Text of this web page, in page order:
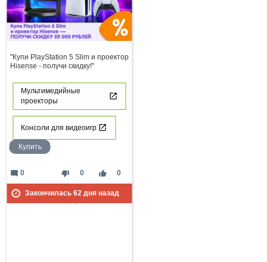
"Купи PlayStation 5 Slim и проектор
Hisense - получи скидку!"
Мультимедийные
проекторы
Консоли для видеоигр
Купить
thumb_down 0 thumb_up 0
mode_comment 0
Закончилась 62дня назад